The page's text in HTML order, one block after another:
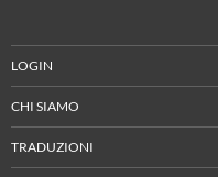
LOGIN
CHI SIAMO
TRADUZIONI